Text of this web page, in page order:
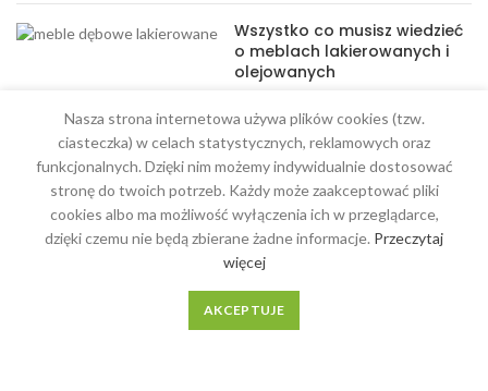
Wszystko co musisz wiedzieć
o meblach lakierowanych i
olejowanych
MENU
Nasza strona internetowa używa plików cookies (tzw.
ciasteczka) w celach statystycznych, reklamowych oraz
funkcjonalnych. Dzięki nim możemy indywidualnie dostosować
stronę do twoich potrzeb. Każdy może zaakceptować pliki
cookies albo ma możliwość wyłączenia ich w przeglądarce,
dzięki czemu nie będą zbierane żadne informacje. Przeczytaj
więcej
AKCEPTUJE